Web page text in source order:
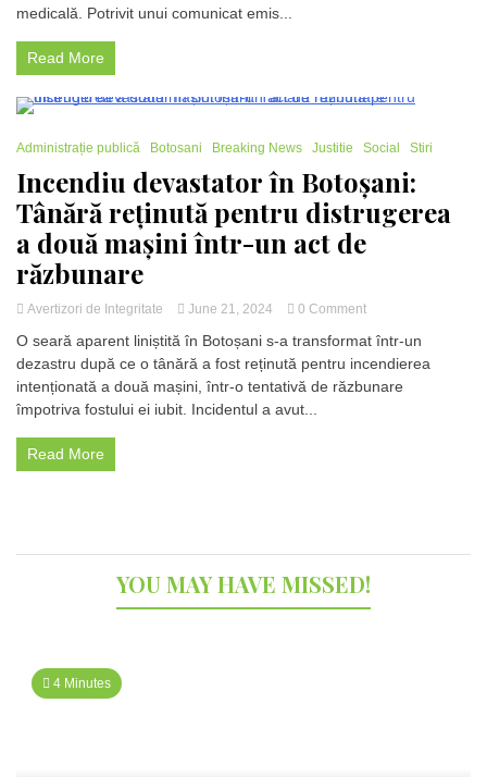
a
de
medicală
medicală. Potrivit unui comunicat emis...
Read More
Administrație publică
Botosani Breaking News Justitie Social Stiri
Incendiu devastator în Botoșani:
Tânără reținută pentru distrugerea
a două mașini într-un act de
răzbunare
Avertizori de Integritate June 21, 2024 0 Commenton
devastator
în
Botoșani:
act
O seară aparent liniștită în Botoșani s-a transformat într-un
dezastru după ce o tânără a fost reținută pentru incendierea
intenționată a două mașini, într-o tentativă de răzbunare
împotriva fostului ei iubit. Incidentul a avut...
Read More
YOU MAY HAVE MISSED!
4 Minutes